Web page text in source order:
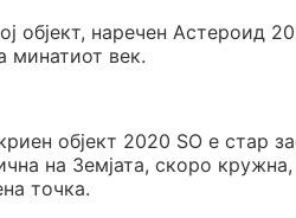
објект, наречен Астероид
минатиот век.
објект 2020 SO е стар
на Земјата, скоро
точка.